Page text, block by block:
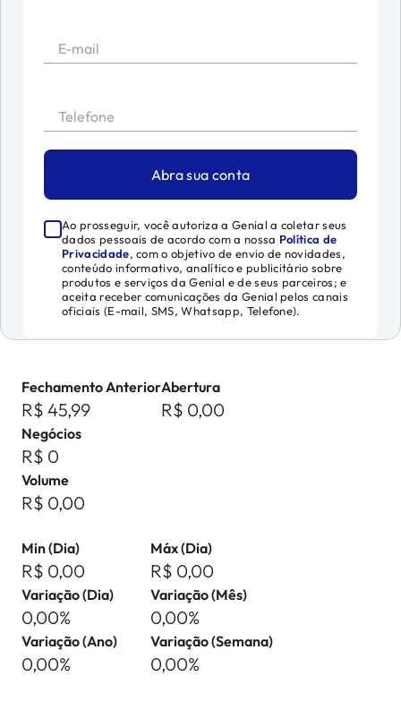
E-mail
Telefone
Abra sua conta
Ao prosseguir, você autoriza a Genial a coletar seus
dados pessoais de acordo com a nossa Política de
Privacidade, com o objetivo de envio de novidades,
conteúdo informativo, analítico e publicitário sobre
produtos e serviços da Genial e de seus parceiros; e
aceita receber comunicações da Genial pelos canais
oficiais (E-mail, SMS, Whatsapp, Telefone).
Fechamento Anterior
R$ 45,99
Abertura
R$ 0,00
Negócios
R$ 0
Volume
R$ 0,00
Min (Dia)
R$ 0,00
Máx (Dia)
R$ 0,00
Variação (Dia)
0,00%
Variação (Mês)
0,00%
Variação (Ano)
0,00%
Variação (Semana)
0,00%